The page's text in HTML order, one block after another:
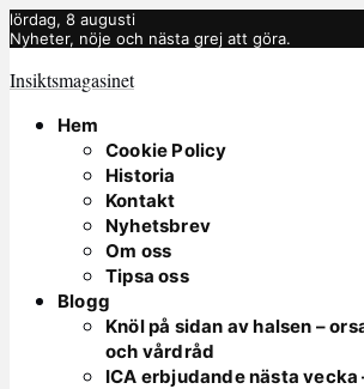
lördag, 8 augusti
Nyheter, nöje och nästa grej att göra.
Insiktsmagasinet
Hem
Cookie Policy
Historia
Kontakt
Nyhetsbrev
Om oss
Tipsa oss
Blogg
Knöl på sidan av halsen –
och vårdråd
ICA erbjudande nästa vecka